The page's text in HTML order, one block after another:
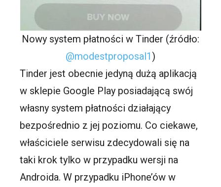
Nowy system płatności w Tinder (źródło:
@modestproposal1)
Tinder jest obecnie jedyną dużą aplikacją
w sklepie Google Play posiadającą swój
własny system płatności działający
bezpośrednio z jej poziomu. Co ciekawe,
właściciele serwisu zdecydowali się na
taki krok tylko w przypadku wersji na
Androida. W przypadku iPhone’ów w